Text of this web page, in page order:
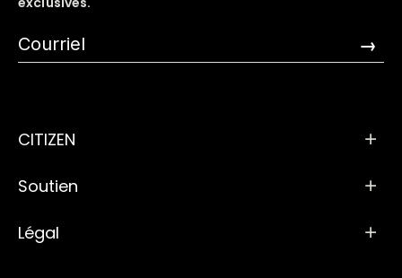
→
CITIZEN
Soutien
Légal